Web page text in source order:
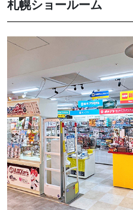
札幌ショールーム